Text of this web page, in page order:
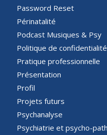
Password Reset
Périnatalité
Podcast Musiques & Psy
Politique de confidentialité
Pratique professionnelle
Présentation
Profil
Projets futurs
Psychanalyse
Psychiatrie et psycho-